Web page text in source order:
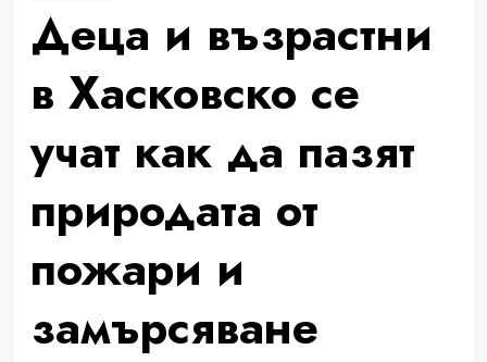
Деца и възрастни
в Хасковско се
учат как да пазят
природата от
пожари и
замърсяване